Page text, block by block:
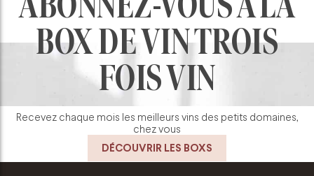
BOX DE VIN TROIS
FOIS VIN
Recevez chaque mois les meilleurs vins des petits domaines,
chez vous
DÉCOUVRIR LES BOXS